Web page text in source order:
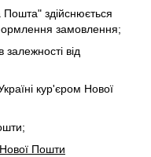
здійснюється
замовлення;
від
кур'єром Нової
Пошти